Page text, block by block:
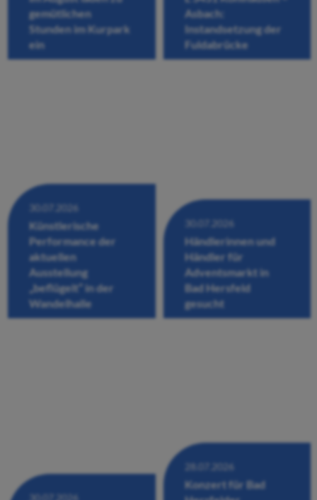
gemütlichen
Stunden im Kurpark
ein
Asbach:
Instandsetzung der
Fuldabrücke
30.07.2026
Künstlerische
Performance der
aktuellen
Ausstellung
„beflügelt“ in der
Wandelhalle
30.07.2026
Händlerinnen und
Händler für
Adventsmarkt in
Bad Hersfeld
gesucht
30.07.2026
28.07.2026
Konzert für Bad